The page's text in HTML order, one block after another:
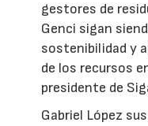
gestores de
Genci sigan
sostenibilidad y
de los recursos
presidente de
Gabriel López